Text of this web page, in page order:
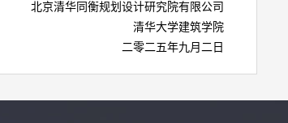
北京清华同衡规划设计研究院有限公司
清华大学建筑学院
二零二五年九月二日